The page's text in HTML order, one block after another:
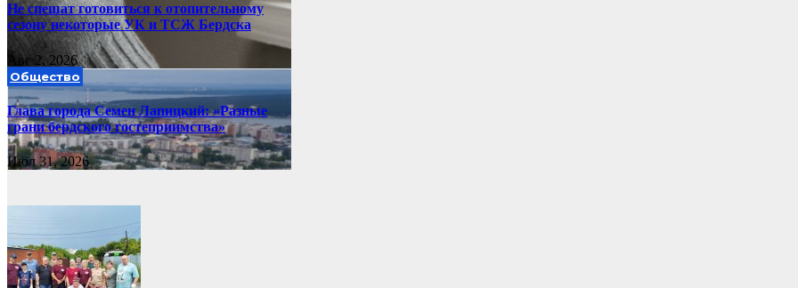
Не спешат готовиться к отопительному
сезону некоторые УК и ТСЖ Бердска
Авг 2, 2026
Общество
Глава города Семен Лапицкий: «Разные
грани бердского гостеприимства»
Июл 31, 2026